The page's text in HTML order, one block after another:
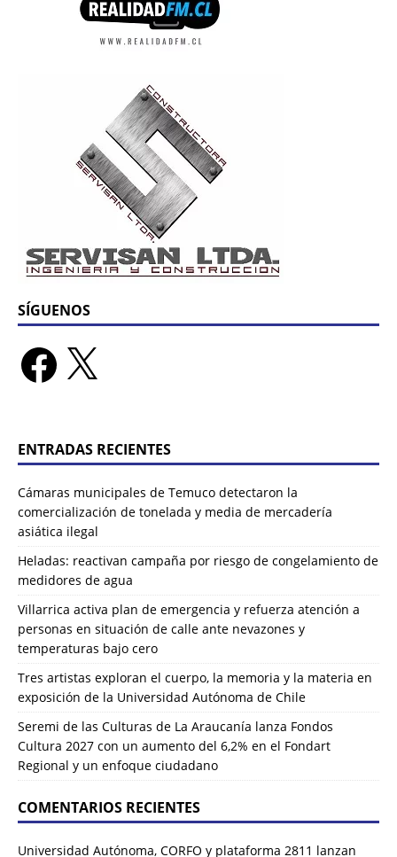
SÍGUENOS
ENTRADAS RECIENTES
Cámaras municipales de Temuco detectaron la
comercialización de tonelada y media de mercadería
asiática ilegal
Heladas: reactivan campaña por riesgo de congelamiento de
medidores de agua
Villarrica activa plan de emergencia y refuerza atención a
personas en situación de calle ante nevazones y
temperaturas bajo cero
Tres artistas exploran el cuerpo, la memoria y la materia en
exposición de la Universidad Autónoma de Chile
Seremi de las Culturas de La Araucanía lanza Fondos
Cultura 2027 con un aumento del 6,2% en el Fondart
Regional y un enfoque ciudadano
COMENTARIOS RECIENTES
Universidad Autónoma, CORFO y plataforma 2811 lanzan